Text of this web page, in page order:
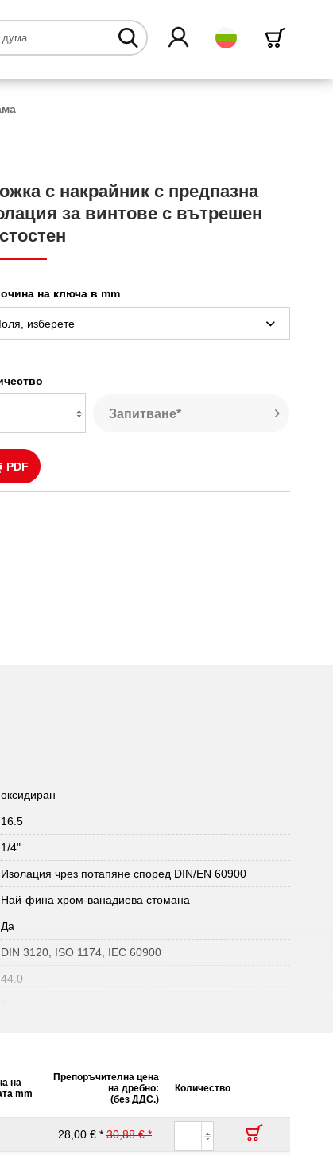
български
с накрайник с предпазна
за винтове с вътрешен
на ключа в mm
Запитване*
PDF
оксидиран
16.5
1/4"
Изолация чрез потапяне според DIN/EN 60900
Най-фина хром-ванадиева стомана
Да
DIN 3120, ISO 1174, IEC 60900
44.0
1000V
на
mm
Препоръчителна цена
на дребно:
(без ДДС.)
Количество
28,00 € * 30,88 € *